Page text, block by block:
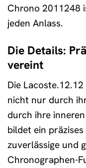
Chrono 2011248
jeden Anlass.
Die Details:
vereint
Die
nicht nur durch
durch ihre
bildet ein
zuverlässige und
Chronographen-